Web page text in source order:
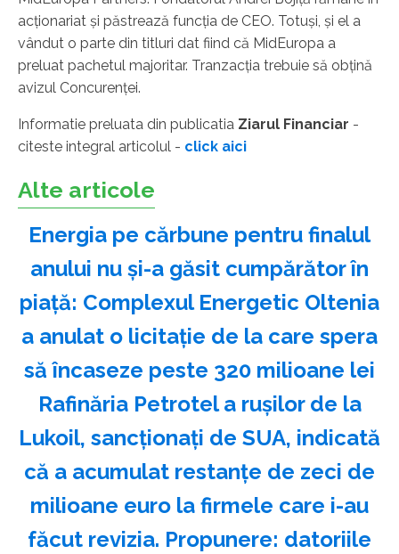
acţionariat şi păstrează funcţia de CEO. Totuşi, şi el a
vândut o parte din titluri dat fiind că MidEuropa a
preluat pachetul majoritar. Tranzacţia trebuie să obţină
avizul Concurenţei.
Informatie preluata din publicatia Ziarul Financiar -
citeste integral articolul - click aici
Alte articole
Energia pe cărbune pentru finalul
anului nu și-a găsit cumpărător în
piață: Complexul Energetic Oltenia
a anulat o licitație de la care spera
să încaseze peste 320 milioane lei
Rafinăria Petrotel a rușilor de la
Lukoil, sancționați de SUA, indicată
că a acumulat restanțe de zeci de
milioane euro la firmele care i-au
făcut revizia. Propunere: datoriile